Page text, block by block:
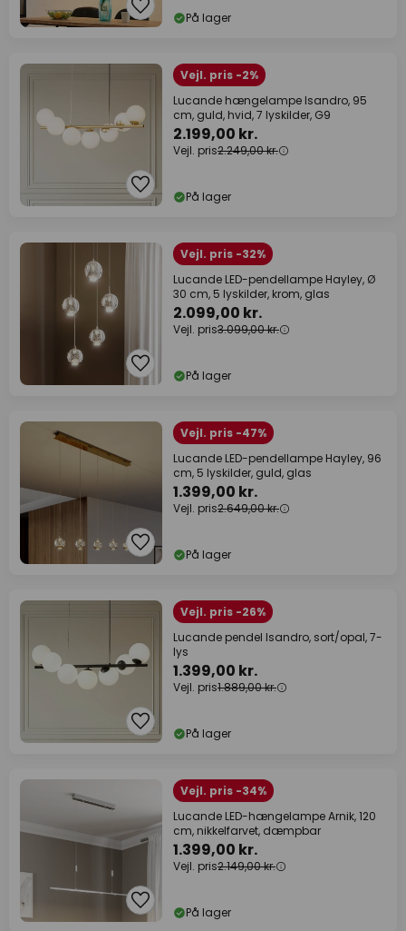
På lager
Vejl. pris -2%
Lucande hængelampe Isandro, 95
cm, guld, hvid, 7 lyskilder, G9
2.199,00 kr.
Vejl. pris2.249,00 kr.
På lager
Vejl. pris -32%
Lucande LED-pendellampe Hayley, Ø
30 cm, 5 lyskilder, krom, glas
2.099,00 kr.
Vejl. pris3.099,00 kr.
På lager
Vejl. pris -47%
Lucande LED-pendellampe Hayley, 96
cm, 5 lyskilder, guld, glas
1.399,00 kr.
Vejl. pris2.649,00 kr.
På lager
Vejl. pris -26%
Lucande pendel Isandro, sort/opal, 7-
lys
1.399,00 kr.
Vejl. pris1.889,00 kr.
På lager
Vejl. pris -34%
Lucande LED-hængelampe Arnik, 120
cm, nikkelfarvet, dæmpbar
1.399,00 kr.
Vejl. pris2.149,00 kr.
På lager